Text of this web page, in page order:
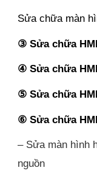
Sửa chữa màn
③ Sửa chữa
④ Sửa chữa
⑤ Sửa chữa
⑥ Sửa chữa
– Sửa màn hình
nguồn